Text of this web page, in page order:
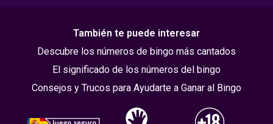
También te puede interesar
Descubre los números de bingo más cantados
El significado de los números del bingo
Consejos y Trucos para Ayudarte a Ganar al Bingo